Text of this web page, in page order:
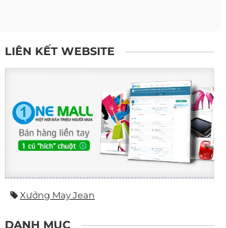
LIÊN KẾT WEBSITE
Xưởng May Jean
DANH MỤC